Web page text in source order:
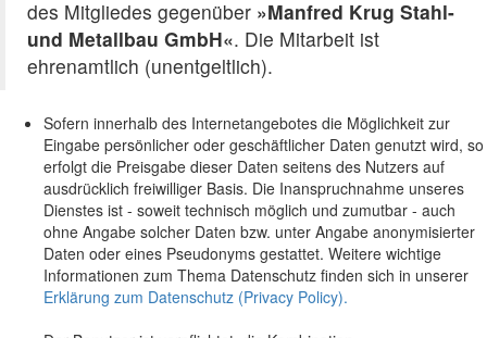
des Mitgliedes gegenüber »Manfred Krug Stahl-
und Metallbau GmbH«. Die Mitarbeit ist
ehrenamtlich (unentgeltlich).
Sofern innerhalb des Internetangebotes die Möglichkeit zur
Eingabe persönlicher oder geschäftlicher Daten genutzt wird, so
erfolgt die Preisgabe dieser Daten seitens des Nutzers auf
ausdrücklich freiwilliger Basis. Die Inanspruchnahme unseres
Dienstes ist - soweit technisch möglich und zumutbar - auch
ohne Angabe solcher Daten bzw. unter Angabe anonymisierter
Daten oder eines Pseudonyms gestattet. Weitere wichtige
Informationen zum Thema Datenschutz finden sich in unserer
Erklärung zum Datenschutz (Privacy Policy).